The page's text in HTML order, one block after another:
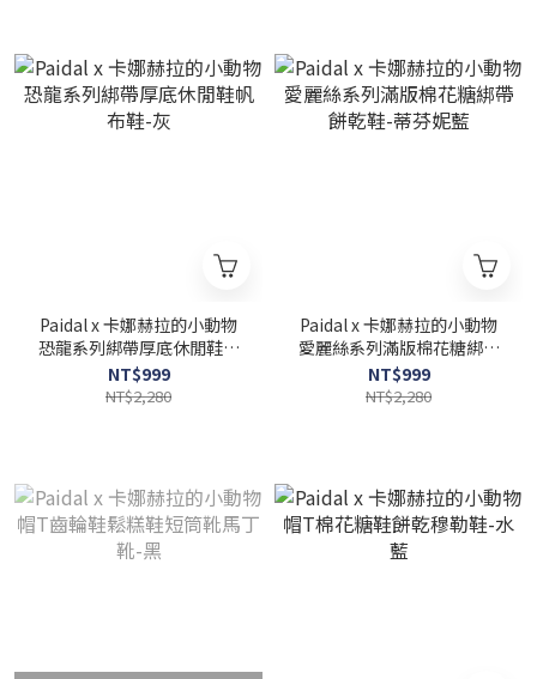
Paidal x 卡娜赫拉的小動物
恐龍系列綁帶厚底休閒鞋帆
布鞋-灰
NT$999
NT$2,280
Paidal x 卡娜赫拉的小動物
愛麗絲系列滿版棉花糖綁帶
餅乾鞋-蒂芬妮藍
NT$999
NT$2,280